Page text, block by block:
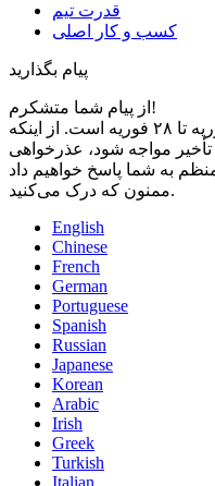
قدرت تیم
کسب و کار اصلی
پیام بگذارید
از پیام شما متشکرم!
تعطیلات سال نو چینی ما از ۷ فوریه تا ۲۸ فوریه است. از اینکه
مواجه شود، عذرخواهی
ممنون که درک می‌کنید.
English
Chinese
French
German
Portuguese
Spanish
Russian
Japanese
Korean
Arabic
Irish
Greek
Turkish